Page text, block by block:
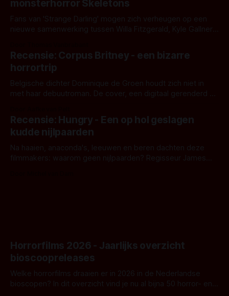
monsterhorror Skeletons
Fans van 'Strange Darling' mogen zich verheugen op een
nieuwe samenwerking tussen Willa Fitzgerald, Kyle Gallner
'Skeletons', een nieuwe creature feature waarvoor de
opnames zijn gestart in Australië.
Recensie: Corpus Britney - een bizarre
horrortrip
Belgische dichter Dominique de Groen houdt zich niet in
met haar debuutroman. De cover, een digitaal gerenderd en
achtergrond, belooft iets kleurrijks maar onheilspellends,
iets ongrijpbaars. En dat maakt De Groen met ieder woord
waar.
Recensie: Hungry - Een op hol geslagen
kudde nijlpaarden
Na haaien, anaconda's, leeuwen en beren dachten deze
filmmakers: waarom geen nijlpaarden? Regisseur James
Horrorfilms 2026 - Jaarlijks overzicht
bioscoopreleases
Welke horrorfilms draaien er in 2026 in de Nederlandse
bioscopen? In dit overzicht vind je nu al bijna 50 horror- en